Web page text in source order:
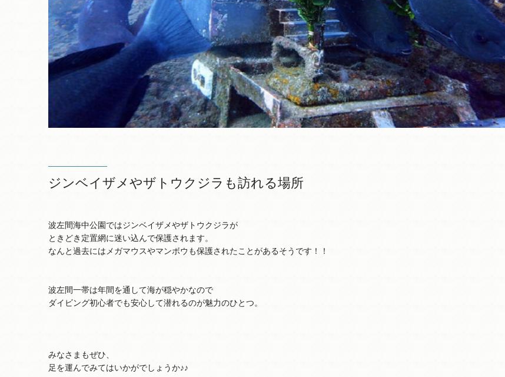
ジンベイザメやザトウクジラも訪れる場所
波左間海中公園ではジンベイザメやザトウクジラが
ときどき定置網に迷い込んで保護されます。
なんと過去にはメガマウスやマンボウも保護されたことがあるそうです！！
波左間一帯は年間を通して海が穏やかなので
ダイビング初心者でも安心して潜れるのが魅力のひとつ。
みなさまもぜひ、
足を運んでみてはいかがでしょうか♪♪